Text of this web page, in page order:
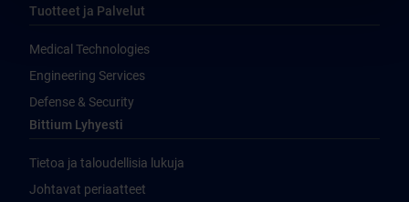
Tuotteet ja Palvelut
Medical Technologies
Engineering Services
Defense & Security
Bittium Lyhyesti
Tietoa ja taloudellisia lukuja
Johtavat periaatteet